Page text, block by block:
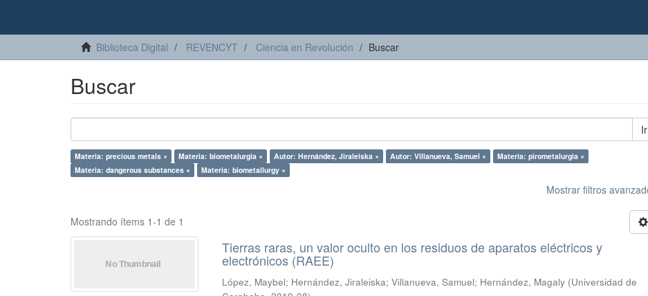
Biblioteca Digital REVENCYT Ciencia en Revolución Buscar
Buscar
Ir
Materia: precious metals × Materia: biometalurgia × Autor: Hernández, Jiraleiska × Autor: Villanueva, Samuel ×
Materia: pirometalurgia ×
Materia: dangerous substances ×
Materia: biometallurgy ×
Mostrar filtros
Mostrando ítems 1-1 de 1
Tierras raras, un valor oculto en los residuos de aparatos eléctricos y
electrónicos (RAEE)
López, Maybel; Hernández, Jiraleiska;Villanueva, Samuel; Hernández, Magaly (Universidad de